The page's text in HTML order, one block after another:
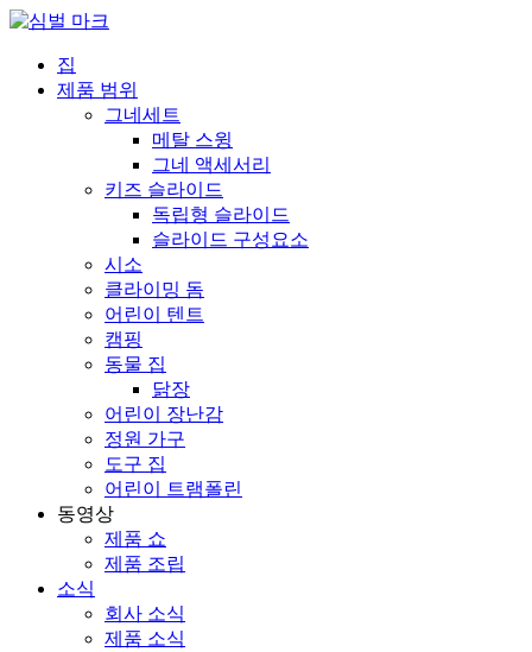
집
제품 범위
그네세트
메탈 스윙
그네 액세서리
키즈 슬라이드
독립형 슬라이드
슬라이드 구성요소
시소
클라이밍 돔
어린이 텐트
캠핑
동물 집
닭장
어린이 장난감
정원 가구
도구 집
어린이 트램폴린
동영상
제품 쇼
제품 조립
소식
회사 소식
제품 소식